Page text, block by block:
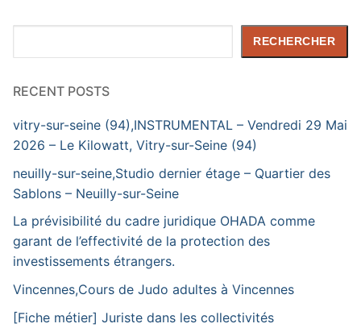
RECHERCHER
RECENT POSTS
vitry-sur-seine (94),INSTRUMENTAL – Vendredi 29 Mai
2026 – Le Kilowatt, Vitry-sur-Seine (94)
neuilly-sur-seine,Studio dernier étage – Quartier des
Sablons – Neuilly-sur-Seine
La prévisibilité du cadre juridique OHADA comme
garant de l’effectivité de la protection des
investissements étrangers.
Vincennes,Cours de Judo adultes à Vincennes
[Fiche métier] Juriste dans les collectivités